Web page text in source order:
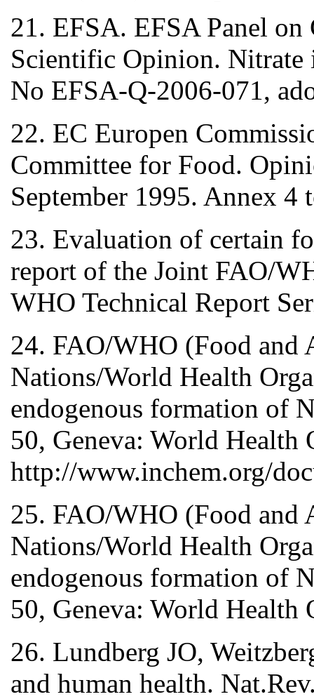
21. EFSA. EFSA Panel
Scientific Opinion. Nitrate
No EFSA-Q-2006-071,
22. EC Europen
Committee for Food.
September 1995. Annex
23. Evaluation of certain
report of the Joint FAO/
WHO Technical Report
24. FAO/WHO (Food and
Nations/World Health
endogenous formation of
50, Geneva: World
http://www.inchem.org/
25. FAO/WHO (Food and
Nations/World Health
endogenous formation of
50, Geneva: World Health
26. Lundberg JO,
and human health.